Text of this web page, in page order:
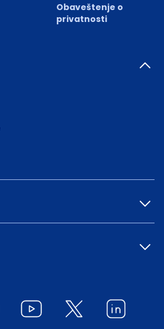
Obaveštenje o
privatnosti